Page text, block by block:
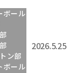
ボール
ン部
ボール
2026.5.25